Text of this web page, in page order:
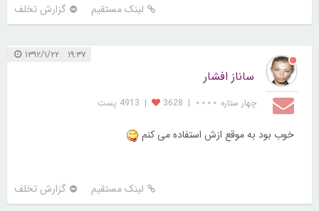
لینک مستقیم گزارش تخلف
۱۹:۳۷ ۱۳۹۲/۱/۲۲
ساناز افشار
چهار ستاره ⋆⋆⋆⋆ |
3628
| 4913 پست
خوب بود به موقع ازش استفاده می کنم
لینک مستقیم گزارش تخلف